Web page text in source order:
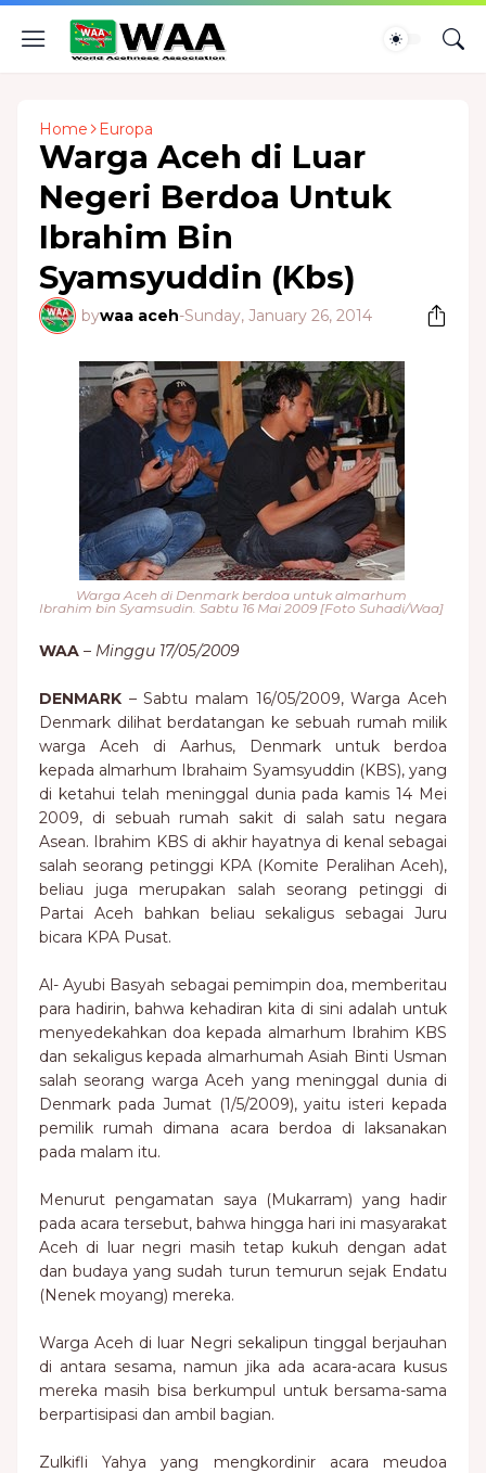
Home Europa
Warga Aceh di Luar
Negeri Berdoa Untuk
Ibrahim Bin
Syamsyuddin (Kbs)
bywaa aceh-Sunday, January 26, 2014
Warga Aceh di Denmark berdoa untuk almarhum
Ibrahim bin Syamsudin. Sabtu 16 Mai 2009 [Foto Suhadi/Waa]
WAA – Minggu 17/05/2009
DENMARK – Sabtu malam 16/05/2009, Warga Aceh
Denmark dilihat berdatangan ke sebuah rumah milik
warga Aceh di Aarhus, Denmark untuk berdoa
kepada almarhum Ibrahaim Syamsyuddin (KBS), yang
di ketahui telah meninggal dunia pada kamis 14 Mei
2009, di sebuah rumah sakit di salah satu negara
Asean. Ibrahim KBS di akhir hayatnya di kenal sebagai
salah seorang petinggi KPA (Komite Peralihan Aceh),
beliau juga merupakan salah seorang petinggi di
Partai Aceh bahkan beliau sekaligus sebagai Juru
bicara KPA Pusat.
Al- Ayubi Basyah sebagai pemimpin doa, memberitau
para hadirin, bahwa kehadiran kita di sini adalah untuk
menyedekahkan doa kepada almarhum Ibrahim KBS
dan sekaligus kepada almarhumah Asiah Binti Usman
salah seorang warga Aceh yang meninggal dunia di
Denmark pada Jumat (1/5/2009), yaitu isteri kepada
pemilik rumah dimana acara berdoa di laksanakan
pada malam itu.
Menurut pengamatan saya (Mukarram) yang hadir
pada acara tersebut, bahwa hingga hari ini masyarakat
Aceh di luar negri masih tetap kukuh dengan adat
dan budaya yang sudah turun temurun sejak Endatu
(Nenek moyang) mereka.
Warga Aceh di luar Negri sekalipun tinggal berjauhan
di antara sesama, namun jika ada acara-acara kusus
mereka masih bisa berkumpul untuk bersama-sama
berpartisipasi dan ambil bagian.
Zulkifli Yahya yang mengkordinir acara meudoa